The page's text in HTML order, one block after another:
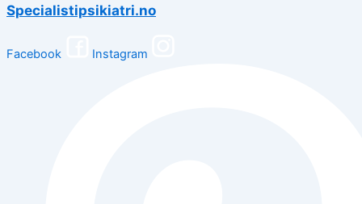
Specialistipsikiatri.no
Facebook Instagram